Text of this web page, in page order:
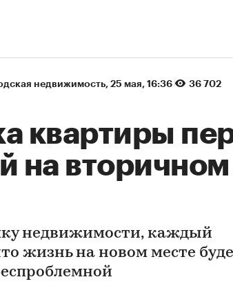
недвижимость⁠, 25 мая, 16:36
36 702
квартиры
на вторичном
недвижимости, каждый
жизнь на новом месте